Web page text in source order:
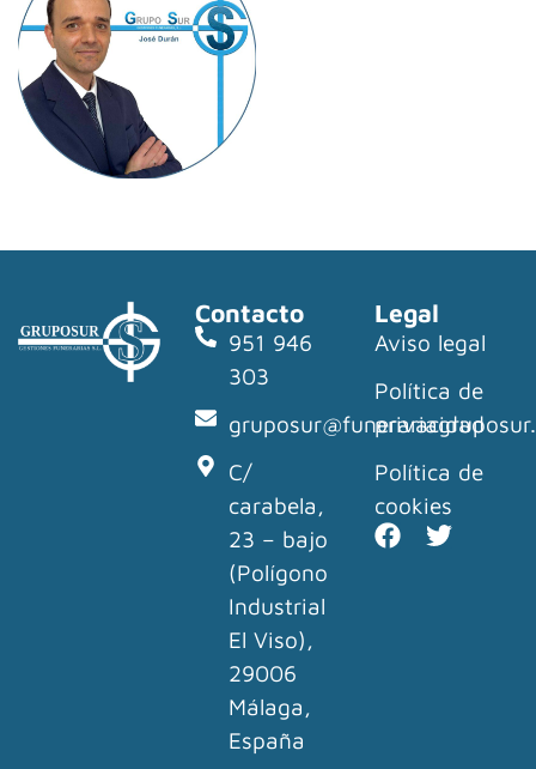
Contacto
951 946
303
C/
carabela,
23 – bajo
(Polígono
Industrial
El Viso),
29006
Málaga,
España
Legal
Aviso legal
Política de
privacidad
Política de
cookies